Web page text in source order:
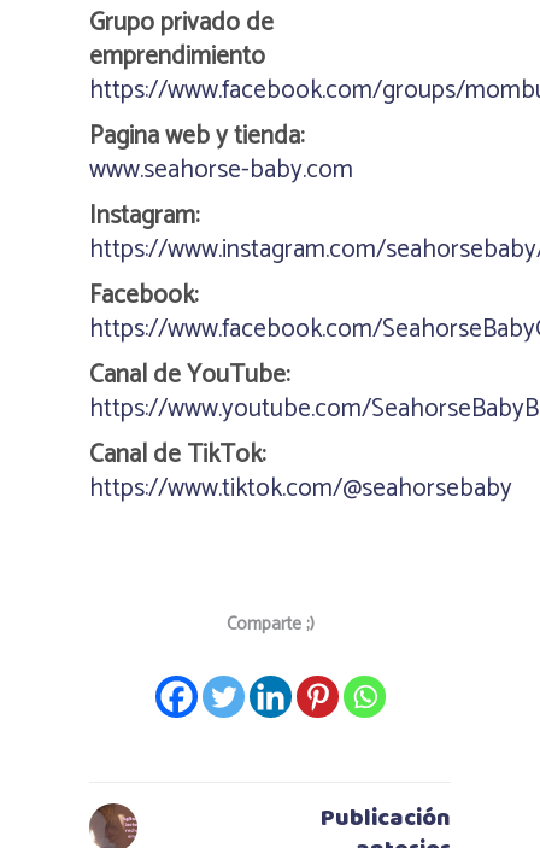
Grupo privado de
emprendimiento
https://www.facebook.com/groups/
Pagina web y tienda:
www.seahorse-baby.com
Instagram:
https://www.instagram.com/
Facebook:
https://www.facebook.com/
Canal de YouTube:
https://www.youtube.com/
Canal de TikTok:
https://www.tiktok.com/@seahorsebaby
Comparte ;)
Publicación